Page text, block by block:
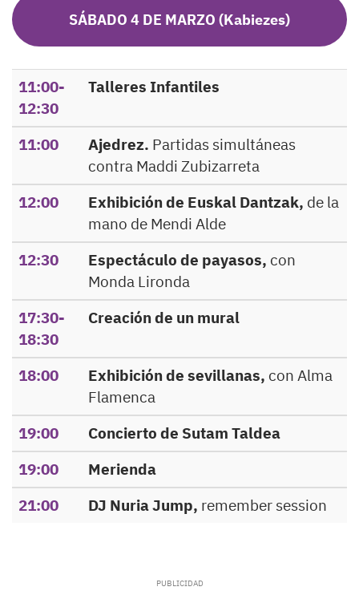
SÁBADO 4 DE MARZO (Kabiezes)
11:00-
12:30
Talleres Infantiles
11:00 Ajedrez. Partidas simultáneas
contra Maddi Zubizarreta
12:00
Exhibición de Euskal Dantzak, de la
mano de Mendi Alde
12:30
Espectáculo de payasos, con
Monda Lironda
17:30-
18:30
Creación de un mural
18:00 Exhibición de sevillanas, con Alma
Flamenca
19:00
Concierto de Sutam Taldea
19:00
Merienda
21:00
DJ Nuria Jump, remember session